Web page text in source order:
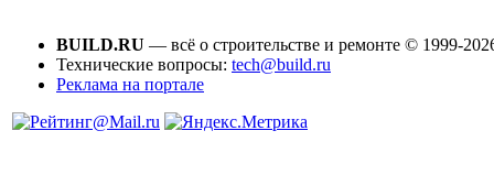
BUILD.RU — всё о строительстве и ремонте © 1999-
Технические вопросы: tech@build.ru
Реклама на портале